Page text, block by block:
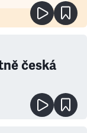
česká